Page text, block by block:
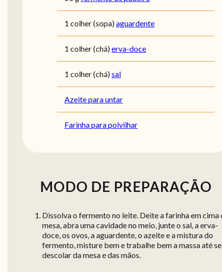
1 colher (sopa)aguardente
1 colher (chá)erva-doce
1 colher (chá)sal
Azeite para untar
Farinha para polvilhar
MODO DE PREPARAÇÃO
Dissolva o fermento no leite. Deite a farinha em cima
mesa, abra uma cavidade no meio, junte o sal, a erva-
doce, os ovos, a aguardente, o azeite e a mistura do
fermento, misture bem e trabalhe bem a massa até se
descolar da mesa e das mãos.